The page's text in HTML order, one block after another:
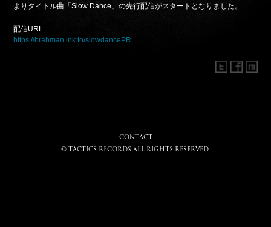
よりタイトル曲「Slow Dance」の先行配信がスタートとなりました。
配信URL
https://brahman.lnk.to/slowdancePR
CONTACT
© tactics records all rights reserved.